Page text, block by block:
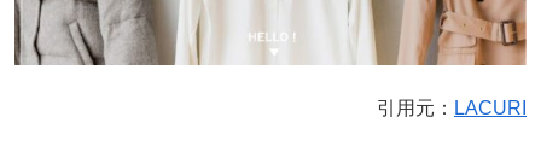
引用元： LACURI